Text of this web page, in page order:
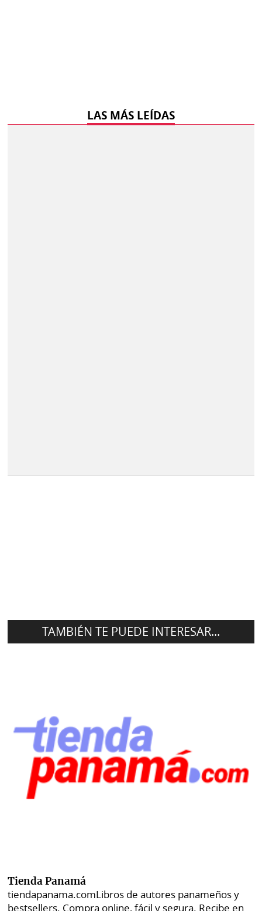
LAS MÁS LEÍDAS
TAMBIÉN TE PUEDE INTERESAR...
Tienda Panamá
tiendapanama.comLibros de autores panameños y
bestsellers. Compra online, fácil y segura. Recibe en